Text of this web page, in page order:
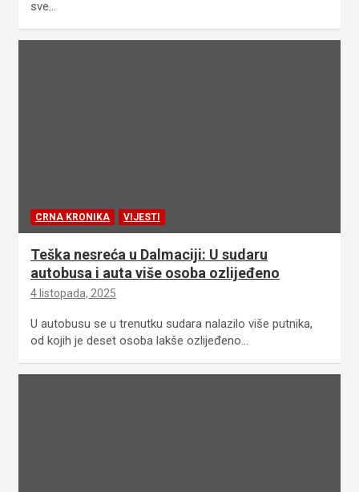
sve…
CRNA KRONIKA VIJESTI
Teška nesreća u Dalmaciji: U sudaru
autobusa i auta više osoba ozlijeđeno
4 listopada, 2025
U autobusu se u trenutku sudara nalazilo više putnika,
od kojih je deset osoba lakše ozlijeđeno…